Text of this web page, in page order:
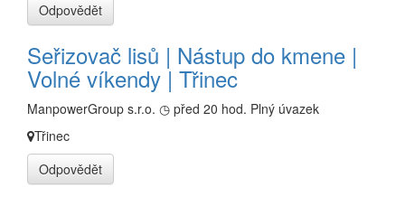
Odpovědět
Seřizovač lisů | Nástup do kmene |
Volné víkendy | Třinec
ManpowerGroup s.r.o. ◷ před 20 hod. Plný úvazek
Třinec
Odpovědět